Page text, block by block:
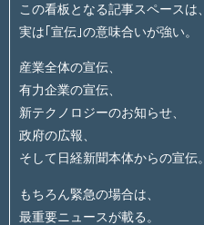
この看板となる記事スペースは、
実は｢宣伝｣の意味合いが強い。
産業全体の宣伝、
有力企業の宣伝、
新テクノロジーのお知らせ、
政府の広報、
そして日経新聞本体からの宣伝。
もちろん緊急の場合は、
最重要ニュースが載る。